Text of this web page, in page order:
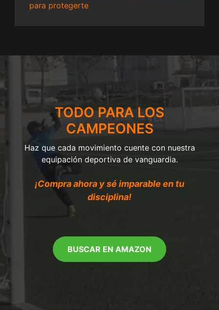
para protegerte
TODO PARA LOS
CAMPEONES
Haz que cada movimiento cuente con nuestra
equipación deportiva de vanguardia.
¡Compra ahora y sé imparable en tu
disciplina!
BUSCAR EN AMAZON